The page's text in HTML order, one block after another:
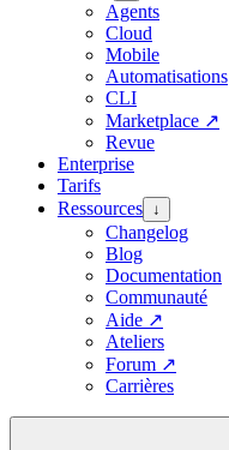
Agents
Cloud
Mobile
Automatisations
CLI
Marketplace ↗
Revue
Enterprise
Tarifs
Ressources ↓
Changelog
Blog
Documentation
Communauté
Aide ↗
Ateliers
Forum ↗
Carrières